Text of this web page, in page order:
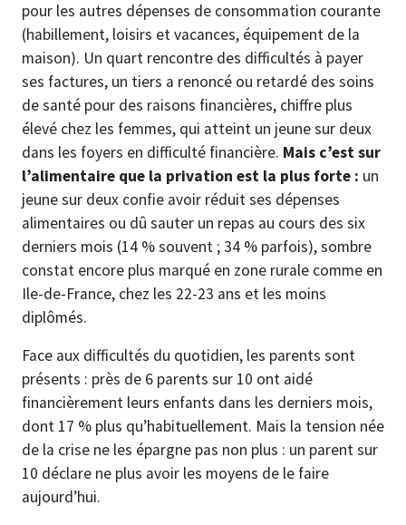
pour les autres dépenses de consommation courante
(habillement, loisirs et vacances, équipement de la
maison). Un quart rencontre des difficultés à payer
ses factures, un tiers a renoncé ou retardé des soins
de santé pour des raisons financières, chiffre plus
élevé chez les femmes, qui atteint un jeune sur deux
dans les foyers en difficulté financière. Mais c’est sur
l’alimentaire que la privation est la plus forte : un
jeune sur deux confie avoir réduit ses dépenses
alimentaires ou dû sauter un repas au cours des six
derniers mois (14 % souvent ; 34 % parfois), sombre
constat encore plus marqué en zone rurale comme en
Ile-de-France, chez les 22-23 ans et les moins
diplômés.
Face aux difficultés du quotidien, les parents sont
présents : près de 6 parents sur 10 ont aidé
financièrement leurs enfants dans les derniers mois,
dont 17 % plus qu’habituellement. Mais la tension née
de la crise ne les épargne pas non plus : un parent sur
10 déclare ne plus avoir les moyens de le faire
aujourd’hui.